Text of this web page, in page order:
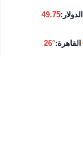
الدولار:49.75
القاهرة:26°